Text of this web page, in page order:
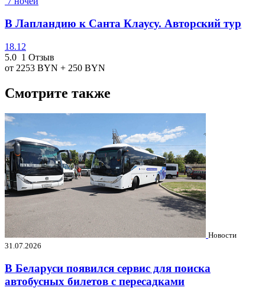
В Лапландию к Санта Клаусу. Авторский тур
18.12
5.0 1 Отзыв
от 2253 BYN + 250 BYN
Смотрите также
Новости
31.07.2026
В Беларуси появился сервис для поиска
автобусных билетов с пересадками